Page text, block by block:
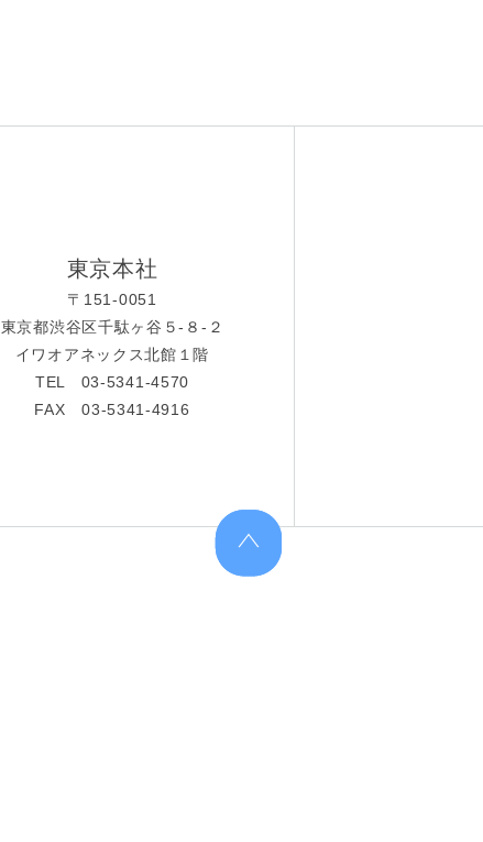
東京本社
〒151-0051
東京都渋谷区千駄ヶ谷５-８-２
イワオアネックス北館１階
TEL 03-5341-4570
FAX 03-5341-4916